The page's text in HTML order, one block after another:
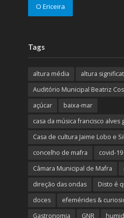
O Ericeira
Tags
altura média altura
Auditório Municipal Beatriz
açúcar
baixa-mar
casa da música francisco alves
Casa de cultura Jaime Lobo e
concelho de mafra
covid-19
Câmara Municipal de Mafra
direção das ondas
Disto é
doces
efemérides &
Gastronomia
GNR